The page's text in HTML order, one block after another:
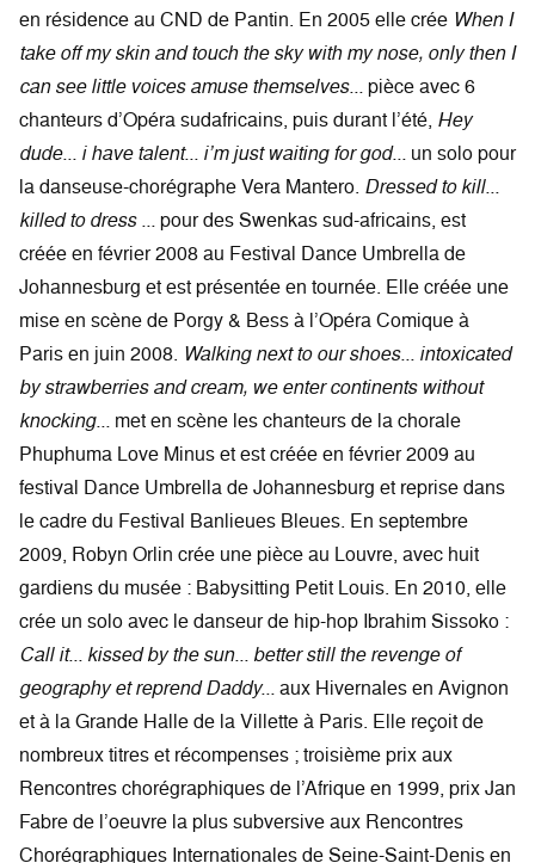
en résidence au CND de Pantin. En 2005 elle crée When I
take off my skin and touch the sky with my nose, only then I
can see little voices amuse themselves...pièce avec 6
chanteurs d’Opéra sudafricains, puis durant l’été, Hey
dude... i have talent... i’m just waiting for god... un solo pour
la danseuse-chorégraphe Vera Mantero. Dressed to kill...
killed to dress ...pour des Swenkas sud-africains, est
créée en février 2008 au Festival Dance Umbrella de
Johannesburg et est présentée en tournée. Elle créée une
mise en scène de Porgy & Bess à l’Opéra Comique à
Paris en juin 2008. Walking next to our shoes... intoxicated
by strawberries and cream, we enter continents without
knocking... met en scène les chanteurs de la chorale
Phuphuma Love Minus et est créée en février 2009 au
festival Dance Umbrella de Johannesburg et reprise dans
le cadre du Festival Banlieues Bleues. En septembre
2009, Robyn Orlin crée une pièce au Louvre, avec huit
gardiens du musée : Babysitting Petit Louis. En 2010, elle
crée un solo avec le danseur de hip-hop Ibrahim Sissoko :
Call it... kissed by the sun... better still the revenge of
geography et reprend Daddy...aux Hivernales en Avignon
et à la Grande Halle de la Villette à Paris. Elle reçoit de
nombreux titres et récompenses ; troisième prix aux
Rencontres chorégraphiques de l’Afrique en 1999, prix Jan
Fabre de l’oeuvre la plus subversive aux Rencontres
Chorégraphiques Internationales de Seine-Saint-Denis en